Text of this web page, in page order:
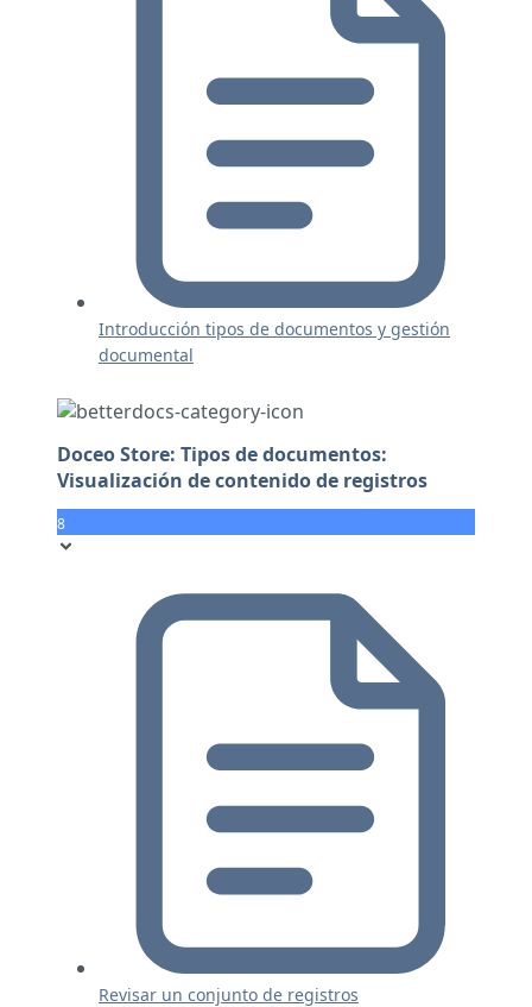
Introducción tipos de documentos y gestión
documental
Doceo Store: Tipos de documentos:
Visualización de contenido de registros
8
Revisar un conjunto de registros